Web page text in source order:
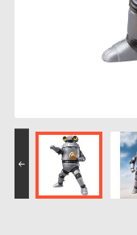
PROJECT R.E.D.・
スーパー戦隊シリー
ズ
つりグミ